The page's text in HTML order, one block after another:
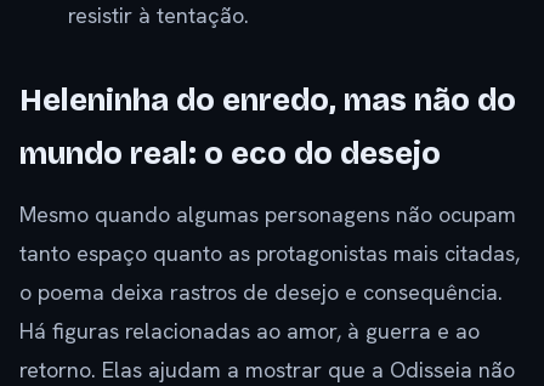
resistir à tentação.
Heleninha do enredo, mas não do
mundo real: o eco do desejo
Mesmo quando algumas personagens não ocupam
tanto espaço quanto as protagonistas mais citadas,
o poema deixa rastros de desejo e consequência.
Há figuras relacionadas ao amor, à guerra e ao
retorno. Elas ajudam a mostrar que a Odisseia não